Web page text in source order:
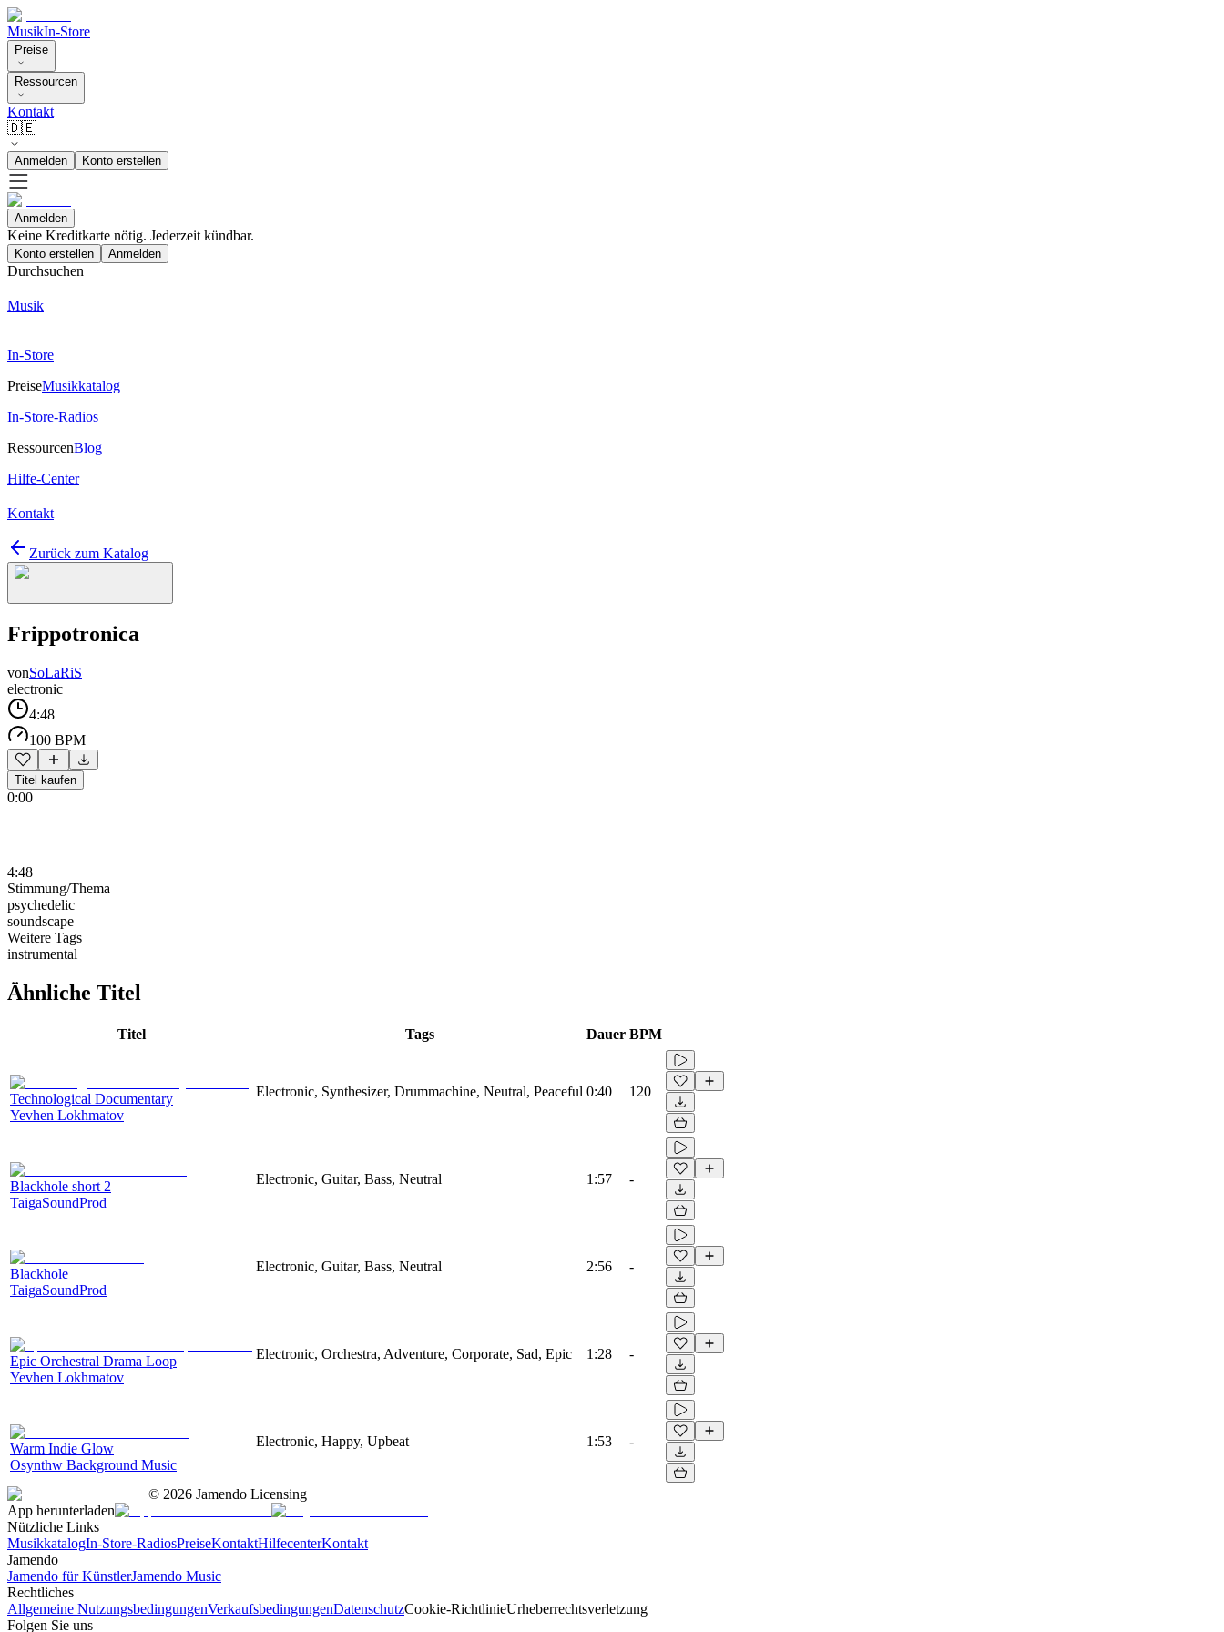
MusikIn-Store
Preise
Ressourcen
Kontakt
🇩🇪
Anmelden Konto erstellen
Anmelden
Keine Kreditkarte nötig. Jederzeit kündbar.
Konto erstellen Anmelden
Durchsuchen
Musik
In-Store
PreiseMusikkatalog
In-Store-Radios
RessourcenBlog
Hilfe-Center
Kontakt
Zurück zum Katalog
Frippotronica
vonSoLaRiS
electronic
4:48
100 BPM
Titel kaufen
0:00
4:48
Stimmung/Thema
psychedelic
soundscape
Weitere Tags
instrumental
Ähnliche Titel
Titel Tags Dauer BPM
Technological Documentary
Yevhen Lokhmatov
Electronic, Synthesizer, Drummachine, Neutral, Peaceful 0:40 120
Blackhole short 2
TaigaSoundProd
Electronic, Guitar, Bass, Neutral 1:57 -
Blackhole
TaigaSoundProd
Electronic, Guitar, Bass, Neutral 2:56 -
Epic Orchestral Drama Loop
Yevhen Lokhmatov
Electronic, Orchestra, Adventure, Corporate, Sad, Epic 1:28 -
Warm Indie Glow
Osynthw Background Music
Electronic, Happy, Upbeat 1:53 -
© 2026 Jamendo Licensing
App herunterladen
Nützliche Links
MusikkatalogIn-Store-RadiosPreiseKontaktHilfecenterKontakt
Jamendo
Jamendo für KünstlerJamendo Music
Rechtliches
Allgemeine NutzungsbedingungenVerkaufsbedingungenDatenschutzCookie-RichtlinieUrheberrechtsverletzung
Folgen Sie uns